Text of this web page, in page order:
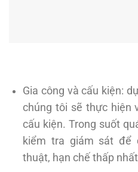
Gia công và cấu kiện:
chúng tôi sẽ thực hiện
cấu kiện. Trong suốt
kiểm tra giám sát để
thuật, hạn chế thấp